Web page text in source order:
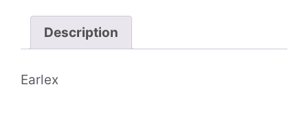
Description
Earlex